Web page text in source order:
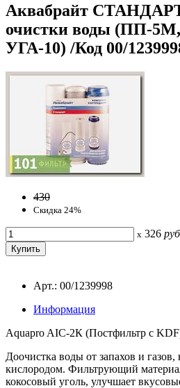
Аквабрайт
очистки воды (ПП-
УГА-10) /Код 00/
430
Скидка 24%
x 326 руб
Арт.: 00/1239998
Информация
Aquapro AIC-2К (Постфильтр с
Доочистка воды от запахов и
кислородом. Фильтрующий
кокосовый уголь, улучшает